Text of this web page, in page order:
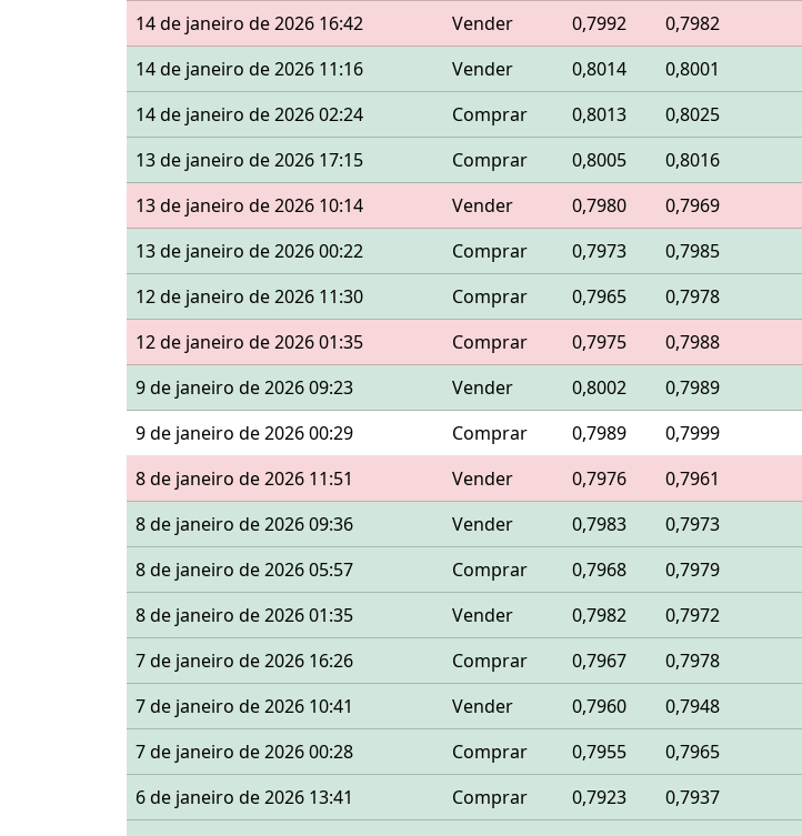
14 de janeiro de 2026 16:42
Vender 0,7992 0,7982
14 de janeiro de 2026 11:16
Vender 0,8014 0,8001
14 de janeiro de 2026 02:24
Comprar 0,8013 0,8025
13 de janeiro de 2026 17:15
Comprar 0,8005 0,8016
13 de janeiro de 2026 10:14
Vender 0,7980 0,7969
13 de janeiro de 2026 00:22
Comprar 0,7973 0,7985
12 de janeiro de 2026 11:30
Comprar 0,7965 0,7978
12 de janeiro de 2026 01:35
Comprar 0,7975 0,7988
9 de janeiro de 2026 09:23
Vender 0,8002 0,7989
9 de janeiro de 2026 00:29
Comprar 0,7989 0,7999
8 de janeiro de 2026 11:51
Vender 0,7976 0,7961
8 de janeiro de 2026 09:36
Vender 0,7983 0,7973
8 de janeiro de 2026 05:57
Comprar 0,7968 0,7979
8 de janeiro de 2026 01:35
Vender 0,7982 0,7972
7 de janeiro de 2026 16:26
Comprar 0,7967 0,7978
7 de janeiro de 2026 10:41
Vender 0,7960 0,7948
7 de janeiro de 2026 00:28
Comprar 0,7955 0,7965
6 de janeiro de 2026 13:41
Comprar 0,7923 0,7937